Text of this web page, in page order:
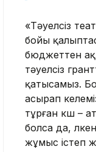
«Тәуелсіз
бойы
бюджеттен
тәуелсіз
қатысамыз.
асырап
тұрған күш –
болса да,
жұмыс істеп